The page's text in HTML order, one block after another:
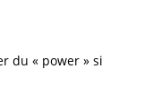
du « power » si